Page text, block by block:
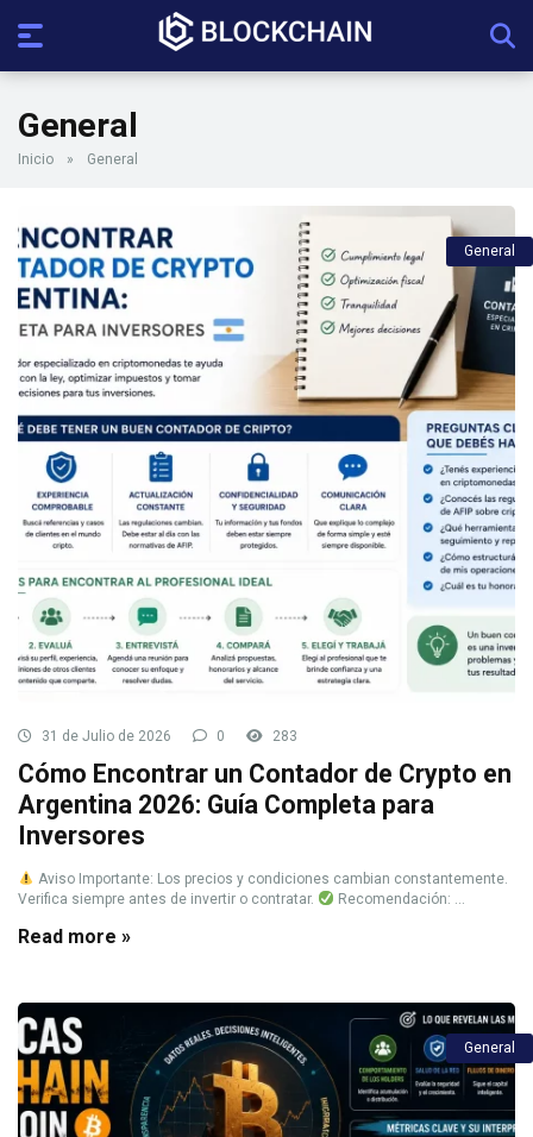
General
Inicio » General
General
31 de Julio de 2026 0 283
Cómo Encontrar un Contador de Crypto en
Argentina 2026: Guía Completa para
Inversores
Aviso Importante: Los precios y condiciones cambian constantemente.
Verifica siempre antes de invertir o contratar.
Recomendación: ...
Read more »
General